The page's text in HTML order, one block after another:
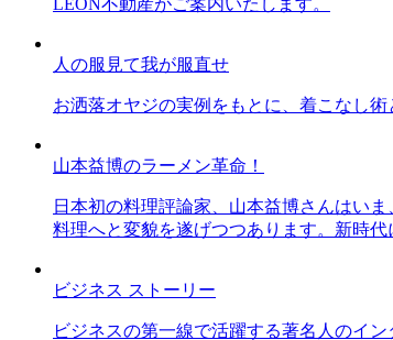
LEON不動産がご案内いたします。
人の服見て我が服直せ
お洒落オヤジの実例をもとに、着こなし
山本益博のラーメン革命！
日本初の料理評論家、山本益博さんはい
料理へと変貌を遂げつつあります。新時
ビジネス ストーリー
ビジネスの第一線で活躍する著名人のイ